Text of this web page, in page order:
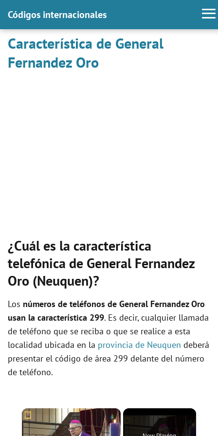
Códigos internacionales
Característica de General
Fernandez Oro
¿Cuál es la característica
telefónica de General Fernandez
Oro (Neuquen)?
Los números de teléfonos de General Fernandez Oro
usan la característica 299. Es decir, cualquier llamada
de teléfono que se reciba o que se realice a esta
localidad ubicada en la provincia de Neuquen deberá
presentar el código de área 299 delante del número
de teléfono.
×